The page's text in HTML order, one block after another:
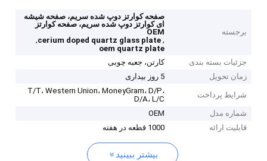
برجسته
صفحه کوارتز دوپ شده سریم، صفحه شیشه
ای کوارتز دوپ شده سریم، صفحه کوارتز
OEM
,
cerium doped quartz glass plate
,
oem quartz plate
جزئیات بسته بندی
کارتن، جعبه چوبی
زمان تحویل
5 روز بیداری
شرایط پرداخت
T/T، Western Union، MoneyGram، D/P،
D/A، L/C
شماره مدل
OEM
قابلیت ارائه
1000 قطعه در هفته
بیشتر ببینید